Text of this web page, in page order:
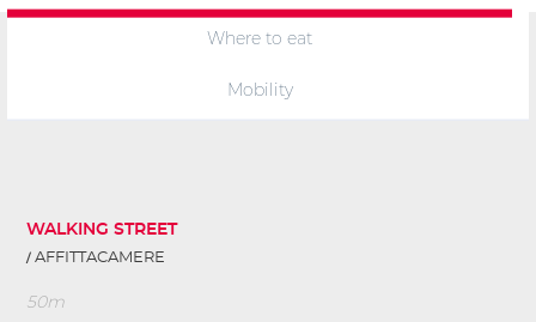
Where to eat
Mobility
WALKING STREET
AFFITTACAMERE
50m